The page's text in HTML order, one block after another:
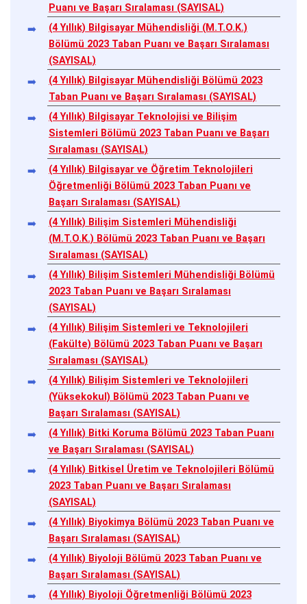
Puanı ve Başarı Sıralaması (SAYISAL)
(4 Yıllık) Bilgisayar Mühendisliği (M.T.O.K.)
Bölümü 2023 Taban Puanı ve Başarı Sıralaması
(SAYISAL)
(4 Yıllık) Bilgisayar Mühendisliği Bölümü 2023
Taban Puanı ve Başarı Sıralaması (SAYISAL)
(4 Yıllık) Bilgisayar Teknolojisi ve Bilişim
Sistemleri Bölümü 2023 Taban Puanı ve Başarı
Sıralaması (SAYISAL)
(4 Yıllık) Bilgisayar ve Öğretim Teknolojileri
Öğretmenliği Bölümü 2023 Taban Puanı ve
Başarı Sıralaması (SAYISAL)
(4 Yıllık) Bilişim Sistemleri Mühendisliği
(M.T.O.K.) Bölümü 2023 Taban Puanı ve Başarı
Sıralaması (SAYISAL)
(4 Yıllık) Bilişim Sistemleri Mühendisliği Bölümü
2023 Taban Puanı ve Başarı Sıralaması
(SAYISAL)
(4 Yıllık) Bilişim Sistemleri ve Teknolojileri
(Fakülte) Bölümü 2023 Taban Puanı ve Başarı
Sıralaması (SAYISAL)
(4 Yıllık) Bilişim Sistemleri ve Teknolojileri
(Yüksekokul) Bölümü 2023 Taban Puanı ve
Başarı Sıralaması (SAYISAL)
(4 Yıllık) Bitki Koruma Bölümü 2023 Taban Puanı
ve Başarı Sıralaması (SAYISAL)
(4 Yıllık) Bitkisel Üretim ve Teknolojileri Bölümü
2023 Taban Puanı ve Başarı Sıralaması
(SAYISAL)
(4 Yıllık) Biyokimya Bölümü 2023 Taban Puanı ve
Başarı Sıralaması (SAYISAL)
(4 Yıllık) Biyoloji Bölümü 2023 Taban Puanı ve
Başarı Sıralaması (SAYISAL)
(4 Yıllık) Biyoloji Öğretmenliği Bölümü 2023